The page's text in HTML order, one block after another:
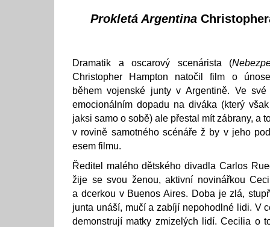
Prokletá Argentina
Dramatik a oscarový scenárista (
Christopher Hampton natočil film o
během vojenské junty v Argentině. Ve
emocionálním dopadu na diváka (který
jaksi samo o sobě) ale přestal mít zábrany, a
v rovině samotného scénáře ž by v jeho
esem filmu.
Ředitel malého dětského divadla Carlos
žije se svou ženou, aktivní novinářkou
a dcerkou v Buenos Aires. Doba je zlá,
junta unáší, mučí a zabíjí nepohodlné lidi. V
demonstrují matky zmizelých lidí. Cecilia o